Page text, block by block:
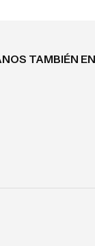
TAMBIÉN